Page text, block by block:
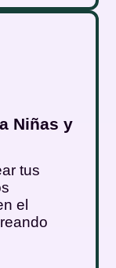
Niñas y
tus
el